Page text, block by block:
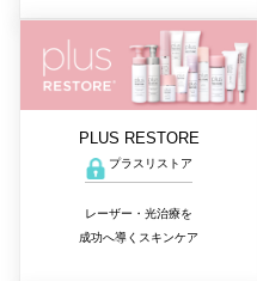
PLUS RESTORE
プラスリストア
レーザー・光治療を
成功へ導くスキンケア